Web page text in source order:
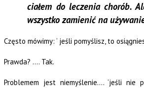
ciałem do leczenia chorób.
wszystko zamienić na używanie
Często mówimy: ‘ jeśli pomyślisz, to
Prawda? …. Tak.
Problemem jest niemyślenie…. ‘jeśli nie